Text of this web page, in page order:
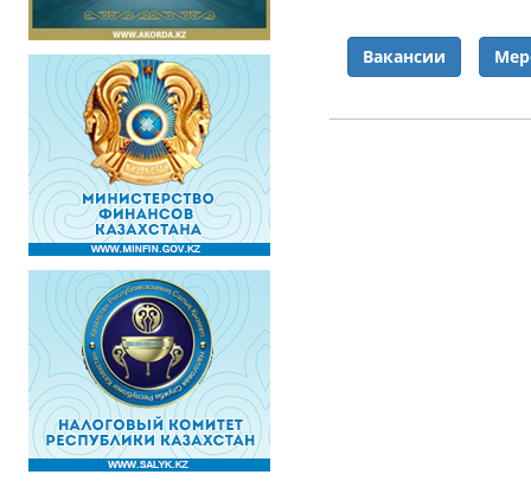
Вакансии